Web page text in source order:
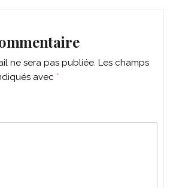
ne sera pas publiée. Les champs
avec *